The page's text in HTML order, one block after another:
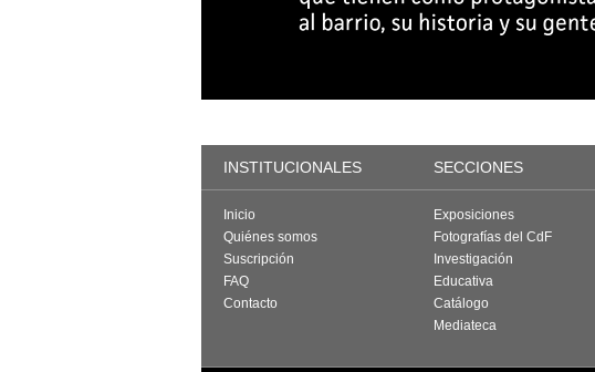
INSTITUCIONALES SECCIONES
Inicio
Quiénes somos
Suscripción
FAQ
Contacto
Exposiciones
Fotografías del CdF
Investigación
Educativa
Catálogo
Mediateca